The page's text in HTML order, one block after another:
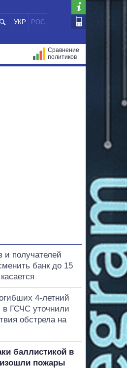
УКР РОС
Сравнение
политиков
и получателей
банк до 15
4-летний
в ГСЧС уточнили
обстрела на
баллистикой в
пожары